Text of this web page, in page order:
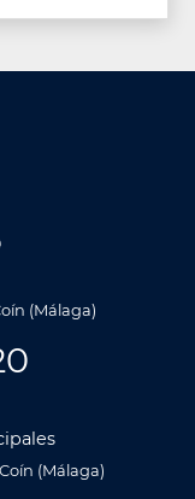
(Málaga)
(Málaga)